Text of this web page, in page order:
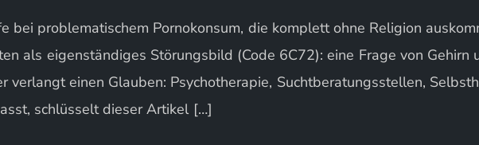
bei problematischem Pornokonsum, die komplett ohne Religion
als eigenständiges Störungsbild (Code 6C72): eine Frage von Gehirn
verlangt einen Glauben: Psychotherapie, Suchtberatungsstellen,
schlüsselt dieser Artikel […]